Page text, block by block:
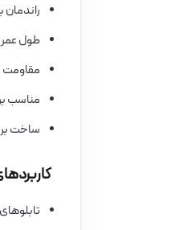
راندمان
طول عمر
مقاومت
مناسب
ساخت
کاربردهای